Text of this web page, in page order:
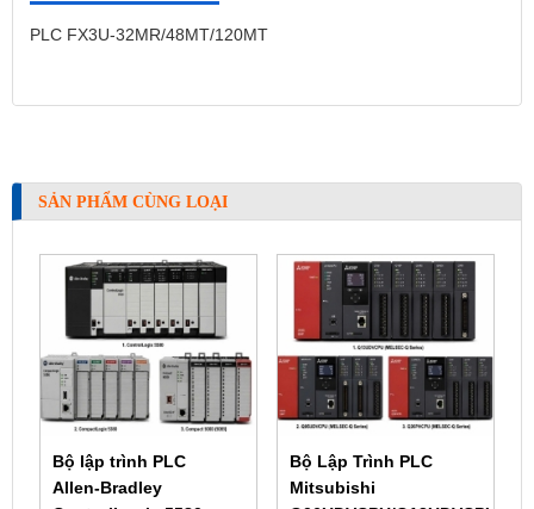
PLC FX3U-32MR/48MT/120MT
SẢN PHẨM CÙNG LOẠI
Bộ lập trình PLC
Allen‑Bradley
Bộ Lập Trình PLC
Mitsubishi